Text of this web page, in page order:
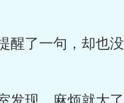
了一句，却也没